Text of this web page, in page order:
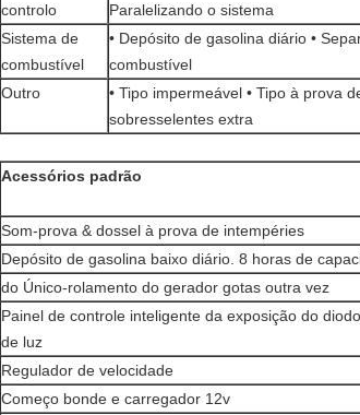
controlo
Paralelizando o sistema
Sistema de
combustível
• Depósito de gasolina diário •
combustível
Outro
• Tipo impermeável • Tipo à prova
sobresselentes extra
Acessórios padrão
Som-prova & dossel à prova de intempéries
Depósito de gasolina baixo diário. 8 horas de
do Único-rolamento do gerador gotas outra vez
Painel de controle inteligente da exposição do
de luz
Regulador de velocidade
Começo bonde e carregador 12v